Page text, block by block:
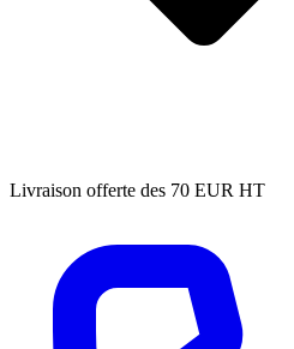
Livraison offerte des 70 EUR HT